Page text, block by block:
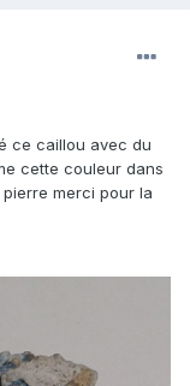
ce caillou avec du
cette couleur dans
merci pour la